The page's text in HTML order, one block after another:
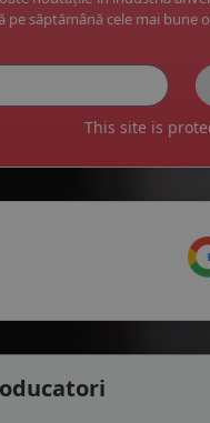
pe săptămână cele mai bune
This site is